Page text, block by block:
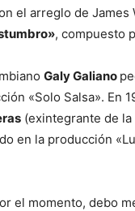
el arreglo de James
, compuesto
Galy Galiano
«Solo Salsa». En
(exintegrante de
en la producción
el momento, debo